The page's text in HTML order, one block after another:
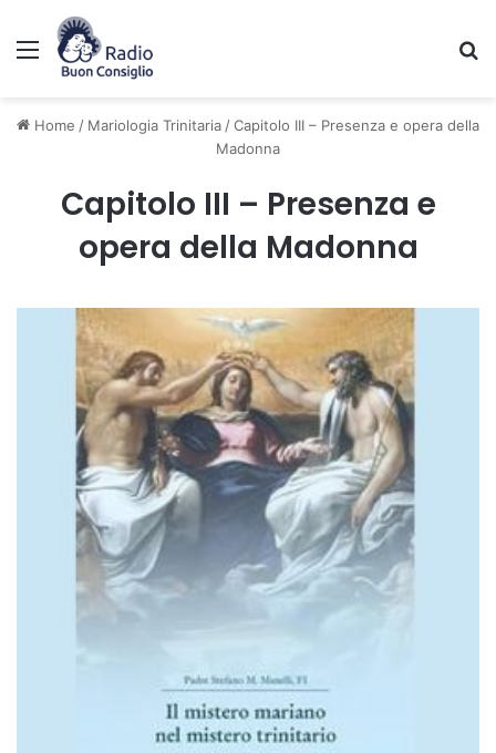
Menu
Home / Mariologia Trinitaria /Capitolo III – Presenza e opera della
Madonna
Capitolo III – Presenza e
opera della Madonna